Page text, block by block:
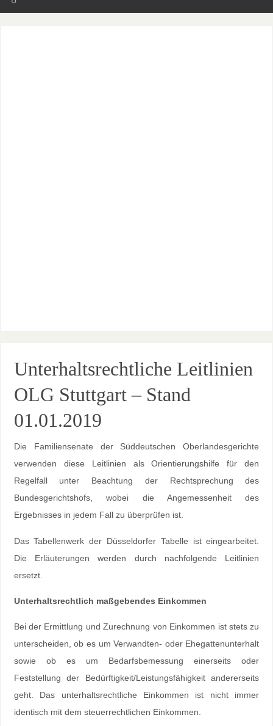
Unterhaltsrechtliche Leitlinien
OLG Stuttgart – Stand
01.01.2019
Die Familiensenate der Süddeutschen Oberlandesgerichte
verwenden diese Leitlinien als Orientierungshilfe für den
Regelfall unter Beachtung der Rechtsprechung des
Bundesgerichtshofs, wobei die Angemessenheit des
Ergebnisses in jedem Fall zu überprüfen ist.
Das Tabellenwerk der Düsseldorfer Tabelle ist eingearbeitet.
Die Erläuterungen werden durch nachfolgende Leitlinien
ersetzt.
Unterhaltsrechtlich maßgebendes Einkommen
Bei der Ermittlung und Zurechnung von Einkommen ist stets zu
unterscheiden, ob es um Verwandten- oder Ehegattenunterhalt
sowie ob es um Bedarfsbemessung einerseits oder
Feststellung der Bedürftigkeit/Leistungsfähigkeit andererseits
geht. Das unterhaltsrechtliche Einkommen ist nicht immer
identisch mit dem steuerrechtlichen Einkommen.